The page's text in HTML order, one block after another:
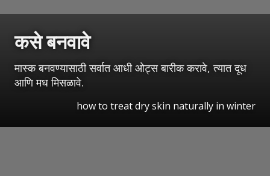
कसे बनवावे
मास्क बनवण्यासाठी सर्वात आधी ओट्स बारीक करावे, त्यात दूध
आणि मध मिसळावे.
how to treat dry skin naturally in winter